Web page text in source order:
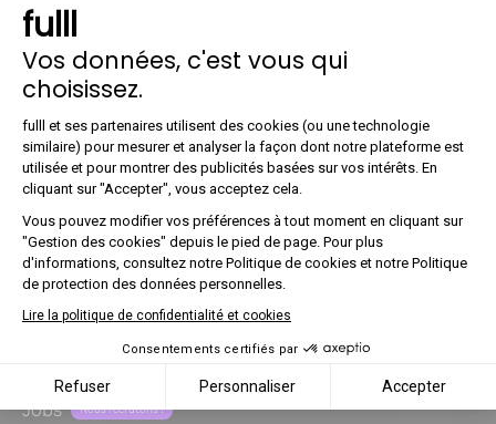
fulll
Vos données, c'est vous qui
choisissez.
Plateforme de Gestion du
fulll et ses partenaires utilisent des cookies (ou une technologie
similaire) pour mesurer et analyser la façon dont notre plateforme est
utilisée et pour montrer des publicités basées sur vos intérêts. En
cliquant sur "Accepter", vous acceptez cela.
Vous pouvez modifier vos préférences à tout moment en cliquant sur
"Gestion des cookies" depuis le pied de page. Pour plus
d'informations, consultez notre Politique de cookies et notre Politique
de protection des données personnelles.
Lire la politique de confidentialité et cookies
Consentements certifiés par
Refuser Personnaliser Accepter
Axeptio consent
Et si vous rejoigniez l'aventure fulll ?
On recrute !
fulll
Notre vision
À propos
Jobs
Nous recrutons !